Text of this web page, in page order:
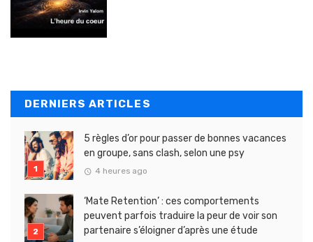
DERNIERS ARTICLES
5 règles d’or pour passer de bonnes vacances
en groupe, sans clash, selon une psy
4 heures ago
‘Mate Retention’ : ces comportements
peuvent parfois traduire la peur de voir son
partenaire s’éloigner d’après une étude